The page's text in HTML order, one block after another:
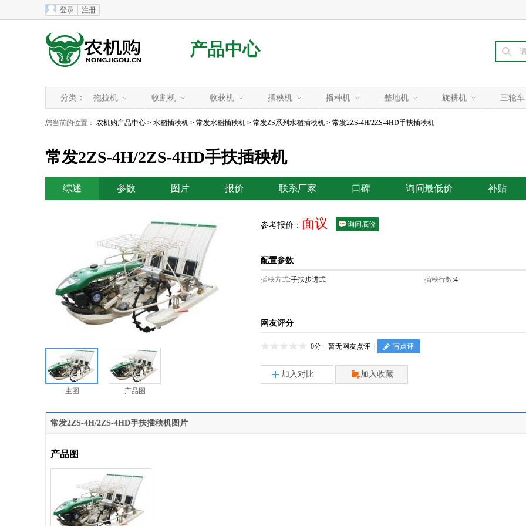
登录 注册
产品中心
分类： 拖拉机 收割机 收获机 插秧机 播种机 整地机 旋耕机 三轮车
您当前的位置： 农机购产品中心 > 水稻插秧机 > 常发水稻插秧机 > 常发ZS系列水稻插秧机 > 常发2ZS-4H/2ZS-4HD手扶插秧机
常发2ZS-4H/2ZS-4HD手扶插秧机
综述 参数 图片 报价 联系厂家 口碑 询问最低价 补贴
主图 产品图
参考报价： 面议 询问底价
配置参数
插秧方式:手扶步进式 插秧行数:4
网友评分
0分 暂无网友点评 写点评
加入对比 加入收藏
常发2ZS-4H/2ZS-4HD手扶插秧机图片
产品图